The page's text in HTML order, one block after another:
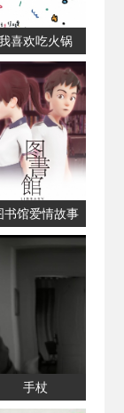
喜欢吃火锅
书馆爱情故事
手杖